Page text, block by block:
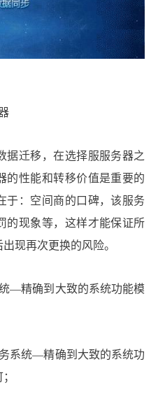
迁移，在选择服服务器之
的性能和转移价值是重要的
于：空间商的口碑，该服务
的现象等，这样才能保证所
现再次更换的风险。
精确到大致的系统功能模
统—精确到大致的系统功